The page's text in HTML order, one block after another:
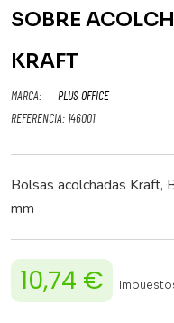
SOBRE ACOLCHADO 350X470 AK-20
KRAFT
MARCA:
PLUS OFFICE
REFERENCIA: 146001
Bolsas acolchadas Kraft,
mm
10,74 €